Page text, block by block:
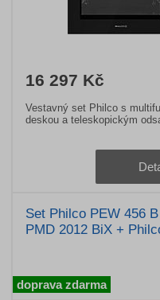
16 297 Kč
Vestavný set Philco s
deskou a teleskopickým
Set Philco PEW 456
PMD 2012 BiX +
doprava zdarma